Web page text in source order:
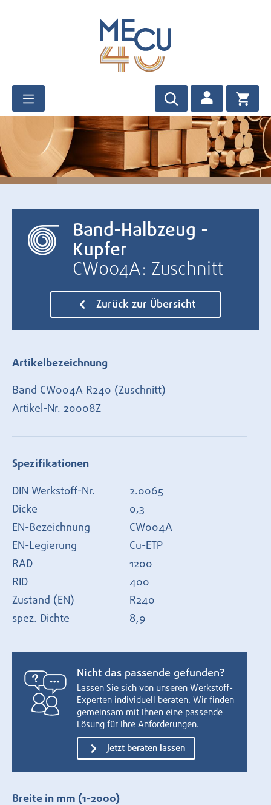
Band-Halbzeug -
Kupfer
CW004A: Zuschnitt
Zurück zur Übersicht
Artikelbezeichnung
Band CW004A R240 (Zuschnitt)
Artikel-Nr. 20008Z
Spezifikationen
DIN Werkstoff-Nr.
2.0065
Dicke
0,3
EN-Bezeichnung
CW004A
EN-Legierung
Cu-ETP
RAD
1200
RID
400
Zustand (EN)
R240
spez. Dichte
8,9
Nicht das passende gefunden?
Lassen Sie sich von unseren Werkstoff-
Experten individuell beraten. Wir finden
gemeinsam mit Ihnen eine passende
Lösung für Ihre Anforderungen.
Jetzt beraten lassen
Breite in mm (1-2000)